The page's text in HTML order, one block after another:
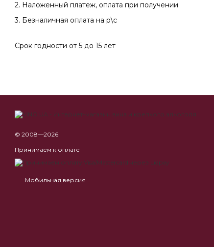
2. Наложенный платеж, оплата при получении
3. Безналичная оплата на р\с
Срок годности от 5 до 15 лет
© 2008—2026
Принимаем к оплате
Мобильная версия